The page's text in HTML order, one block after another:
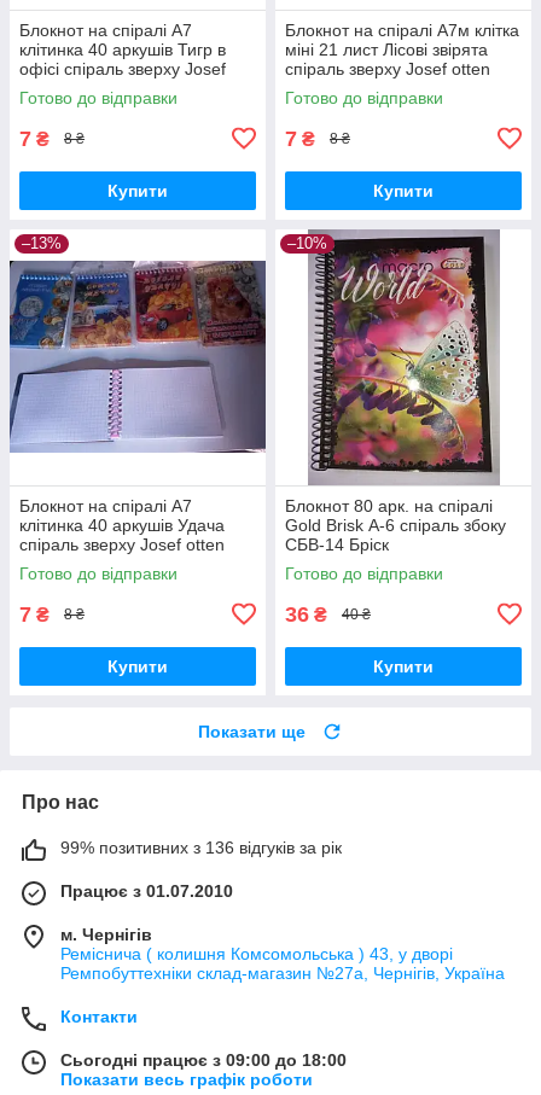
Блокнот на спіралі А7
клітинка 40 аркушів Тигр в
офісі спіраль зверху Josef
otten
Готово до відправки
7 ₴ 8 ₴
Купити
Блокнот на спіралі А7м клітка
міні 21 лист Лісові звірята
спіраль зверху Josef otten
Готово до відправки
7 ₴ 8 ₴
Купити
–13%
Блокнот на спіралі А7
клітинка 40 аркушів Удача
спіраль зверху Josef otten
Готово до відправки
7 ₴ 8 ₴
Купити
–10%
Блокнот 80 арк. на спіралі
Gold Brisk А-6 спіраль збоку
СБВ-14 Бріск
Готово до відправки
36 ₴ 40 ₴
Купити
Показати ще
Про нас
99% позитивних з 136 відгуків за рік
Працює з 01.07.2010
м. Чернігів
Реміснича ( колишня Комсомольська ) 43, у дворі
Ремпобуттехніки склад-магазин №27a, Чернігів, Україна
Контакти
Сьогодні працює з 09:00 до 18:00
Показати весь графік роботи